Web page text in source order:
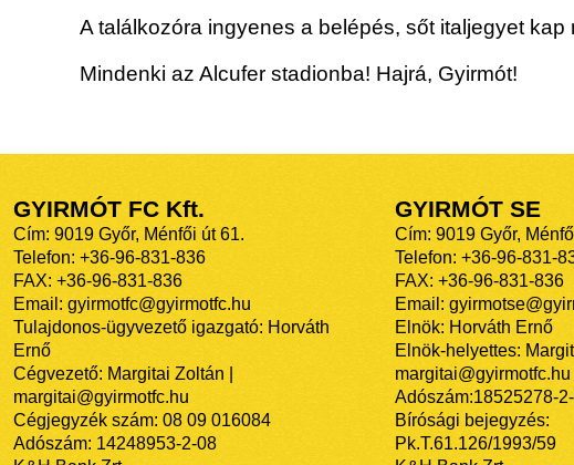
A találkozóra ingyenes a belépés, sőt italjegyet
Mindenki az Alcufer stadionba! Hajrá, Gyirmót!
GYIRMÓT FC Kft.
Cím: 9019 Győr, Ménfői út 61.
Telefon: +36-96-831-836
FAX: +36-96-831-836
Email: gyirmotfc@gyirmotfc.hu
Tulajdonos-ügyvezető igazgató: Horváth
Ernő
Cégvezető: Margitai Zoltán |
margitai@gyirmotfc.hu
Cégjegyzék szám: 08 09 016084
Adószám: 14248953-2-08
GYIRMÓT SE
Cím: 9019 Győr,
Telefon: +36-96-831-
FAX: +36-96-831-836
Email:
Elnök: Horváth Ernő
Elnök-helyettes:
margitai@gyirmotfc.hu
Adószám:18525278-
Bírósági bejegyzés:
Pk.T.61.126/1993/59